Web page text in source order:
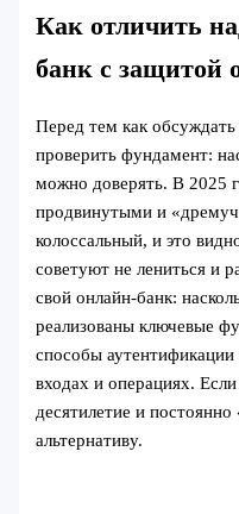
Как отличить
банк с защитой
Перед тем как
проверить фундамент:
можно доверять. В 2025
продвинутыми и
колоссальный, и это
советуют не лениться и
свой онлайн-банк:
реализованы ключевые
способы
входах и операциях.
десятилетие и
альтернативу.